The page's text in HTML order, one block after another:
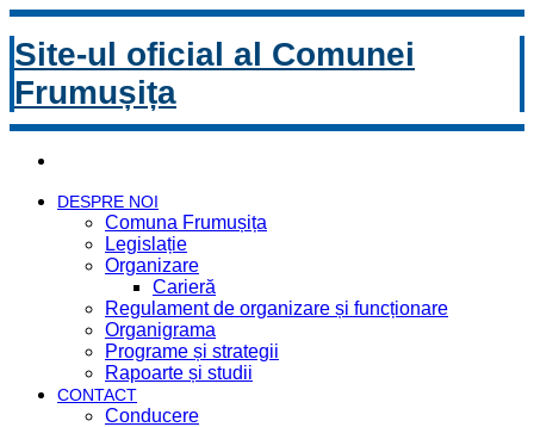
Site-ul oficial al Comunei
Frumușița
DESPRE NOI
Comuna Frumușița
Legislație
Organizare
Carieră
Regulament de organizare și funcționare
Organigrama
Programe și strategii
Rapoarte și studii
CONTACT
Conducere